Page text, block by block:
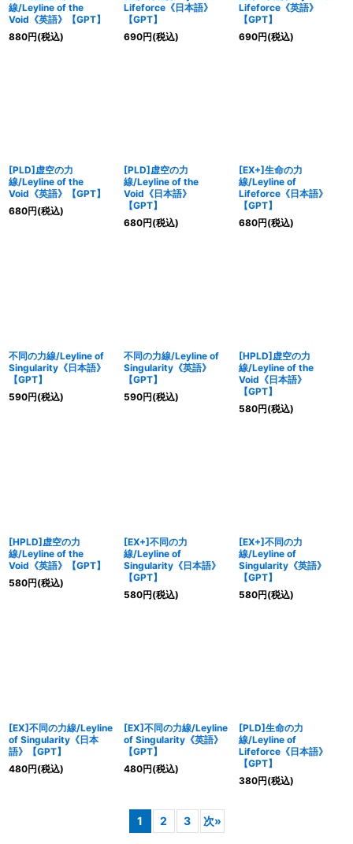
線/Leyline of the
Void《英語》【GPT】
880円(税込)
Lifeforce《日本語》
【GPT】
690円(税込)
Lifeforce《英語》
【GPT】
690円(税込)
[PLD]虚空の力
線/Leyline of the
Void《英語》【GPT】
680円(税込)
[PLD]虚空の力
線/Leyline of the
Void《日本語》
【GPT】
680円(税込)
[EX+]生命の力
線/Leyline of
Lifeforce《日本語》
【GPT】
680円(税込)
不同の力線/Leyline of
Singularity《日本語》
【GPT】
590円(税込)
不同の力線/Leyline of
Singularity《英語》
【GPT】
590円(税込)
[HPLD]虚空の力
線/Leyline of the
Void《日本語》
【GPT】
580円(税込)
[HPLD]虚空の力
線/Leyline of the
Void《英語》【GPT】
580円(税込)
[EX+]不同の力
線/Leyline of
Singularity《日本語》
【GPT】
580円(税込)
[EX+]不同の力
線/Leyline of
Singularity《英語》
【GPT】
580円(税込)
[EX]不同の力線/Leyline
of Singularity《日本
語》【GPT】
480円(税込)
[EX]不同の力線/Leyline
of Singularity《英語》
【GPT】
480円(税込)
[PLD]生命の力
線/Leyline of
Lifeforce《日本語》
【GPT】
380円(税込)
1 2 3 次»